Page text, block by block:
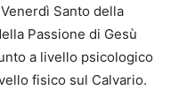
Santo della
Passione di Gesù
a livello psicologico
fisico sul Calvario.